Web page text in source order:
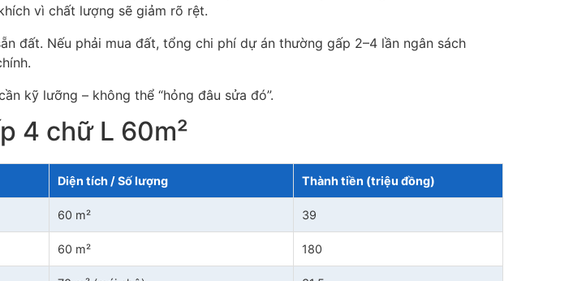
vì chất lượng sẽ giảm rõ rệt.
đất. Nếu phải mua đất, tổng chi phí dự án thường gấp 2–4 lần ngân sách
kỹ lưỡng – không thể “hỏng đâu sửa đó”.
4 chữ L 60m²
Diện tích / Số lượng Thành tiền (triệu đồng)
60 m² 39
60 m² 180